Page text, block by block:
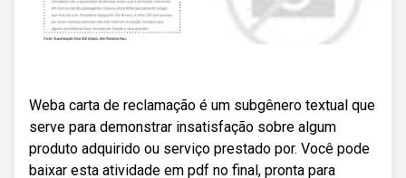
Weba carta de reclamação é um subgênero textual que
serve para demonstrar insatisfação sobre algum
produto adquirido ou serviço prestado por. Você pode
baixar esta atividade em pdf no final, pronta para